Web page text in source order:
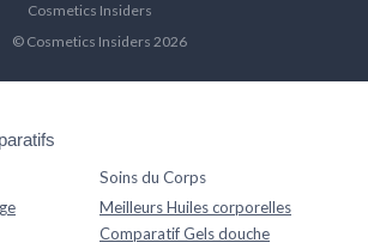
Cosmetics Insiders
© Cosmetics Insiders 2026
Soins du Corps
Meilleurs Huiles corporelles
Comparatif Gels douche